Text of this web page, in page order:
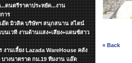
ดนตรีราคาประหยัด...งาน
าร
แอ๊ด มิวสิค บริษัทฯ สนุกสนาน สไตน์
นเวที งานด้านแสง+เสียง+แดนซ์สาว
งานเลี้ยง Lazada WareHouse คลัง
างนาตราด กม.19 ทีมงาน แอ๊ด
« Back